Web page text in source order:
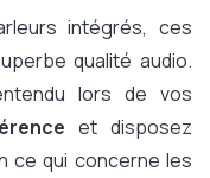
intégrés, ces
qualité audio.
lors de vos
et disposez
ce qui concerne les